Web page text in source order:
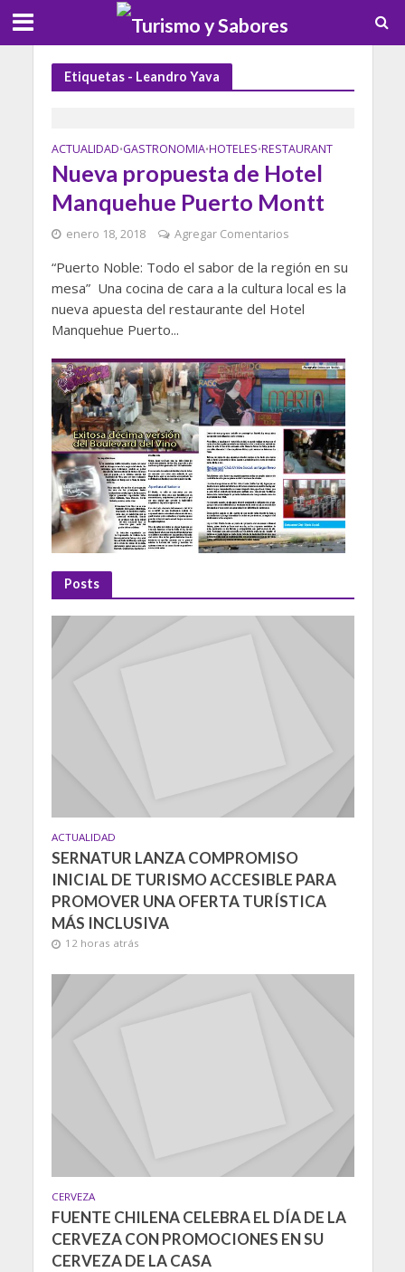
Etiquetas - Leandro Yava
ACTUALIDAD•GASTRONOMIA•HOTELES•RESTAURANT
Nueva propuesta de Hotel
Manquehue Puerto Montt
enero 18, 2018 Agregar Comentarios
“Puerto Noble: Todo el sabor de la región en su
mesa” Una cocina de cara a la cultura local es la
nueva apuesta del restaurante del Hotel
Manquehue Puerto...
Posts
ACTUALIDAD
SERNATUR LANZA COMPROMISO
INICIAL DE TURISMO ACCESIBLE PARA
PROMOVER UNA OFERTA TURÍSTICA
MÁS INCLUSIVA
12 horas atrás
CERVEZA
FUENTE CHILENA CELEBRA EL DÍA DE LA
CERVEZA CON PROMOCIONES EN SU
CERVEZA DE LA CASA